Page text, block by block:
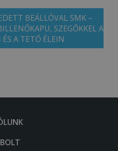
BEÁLLÓVAL SMK –
SZEGŐKKEL A
ÉS A TETŐ ÉLEIN
BOLT